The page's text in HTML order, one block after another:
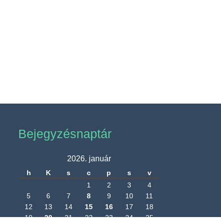
Bejegyzésnaptár
2026. január
h K s c p s
v
1
2 3
4
5
6 7 8 9 10
11
12
13 14 15 16 17
18
19
20 21 22 23 24 25